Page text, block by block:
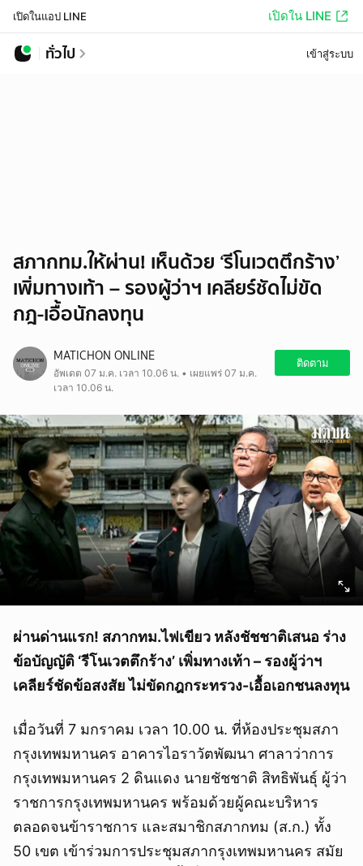
เปิดในแอป LINE เปิดใน LINE
ทั่วไป เข้าสู่ระบบ
สภากทม.ให้ผ่าน! เห็นด้วย ‘รีโนเวตตึกร้าง’
เพิ่มทางเท้า – รองผู้ว่าฯ เคลียร์ชัดไม่ขัด
กฎ-เอื้อนักลงทุน
MATICHON ONLINE
อัพเดต 07 ม.ค. เวลา 10.06 น. • เผยแพร่ 07 ม.ค.
เวลา 10.06 น.
ติดตาม
ผ่านด่านแรก! สภากทม.ไฟเขียว หลังชัชชาติเสนอ ร่าง
ข้อบัญญัติ ‘รีโนเวตตึกร้าง’ เพิ่มทางเท้า – รองผู้ว่าฯ
เคลียร์ชัดข้อสงสัย ไม่ขัดกฎกระทรวง-เอื้อเอกชนลงทุน
เมื่อวันที่ 7 มกราคม เวลา 10.00 น. ที่ห้องประชุมสภา
กรุงเทพมหานคร อาคารไอราวัตพัฒนา ศาลาว่าการ
กรุงเทพมหานคร 2 ดินแดง นายชัชชาติ สิทธิพันธุ์ ผู้ว่า
ราชการกรุงเทพมหานคร พร้อมด้วยผู้คณะบริหาร
ตลอดจนข้าราชการ และสมาชิกสภากทม (ส.ก.) ทั้ง
50 เขต เข้าร่วมการประชุมสภากรุงเทพมหานคร สมัย